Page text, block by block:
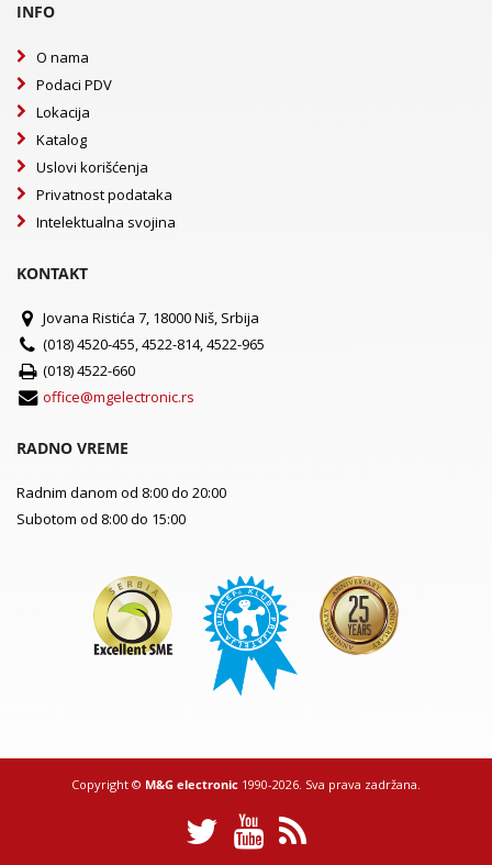
INFO
O nama
Podaci PDV
Lokacija
Katalog
Uslovi korišćenja
Privatnost podataka
Intelektualna svojina
KONTAKT
Jovana Ristića 7, 18000 Niš, Srbija
(018) 4520-455, 4522-814, 4522-965
(018) 4522-660
office@mgelectronic.rs
RADNO VREME
Radnim danom od 8:00 do 20:00
Subotom od 8:00 do 15:00
Copyright © M&G electronic 1990-2026. Sva prava zadržana.